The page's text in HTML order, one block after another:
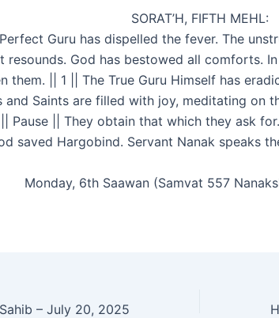
SORAT’H, FIFTH MEHL:
Guru has dispelled the fever. The
resounds. God has bestowed all comforts.
them. || 1 || The True Guru Himself has
and Saints are filled with joy, meditating on
|| Pause || They obtain that which they ask
saved Hargobind. Servant Nanak speaks
Monday, 6th Saawan (Samvat 557
– July 20, 2025